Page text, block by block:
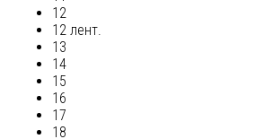
12
12 лент.
13
14
15
16
17
18